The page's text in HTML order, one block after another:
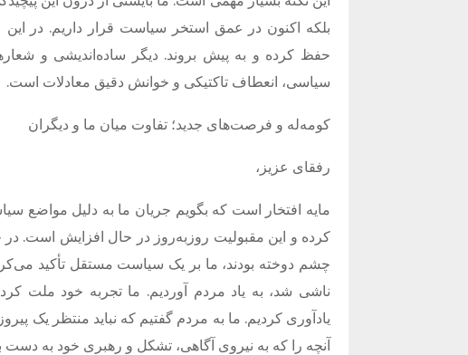
بلکه اکنون در عمق استخر سیاست قرار داریم. در این
حفظ کرده و به پیش بروند. دیگر ساده‌اندیشی و
سیاسی، انعطاف تاکتیکی و خوانش دقیق معادلات است.
کومە‌له و فرصت‌های جدید؛ تفاوت میان ما و دیگران
رفقای عزیز،
مایه افتخار است که بگویم جریان ما به دلیل مواضع
کرده و این مقبولیت روزبه‌روز در حال افزایش است. در
چشم دوخته بودند، ما بر یک سیاست مستقل تأکید
ناشی شد، به یاد مردم آوردیم. ما تجربه خود ملت
یادآوری کردیم. ما به مردم گفتیم که نباید منتظر یک
آنچه را که به نیروی آگاهی، تشکل و رهبری خود به دست